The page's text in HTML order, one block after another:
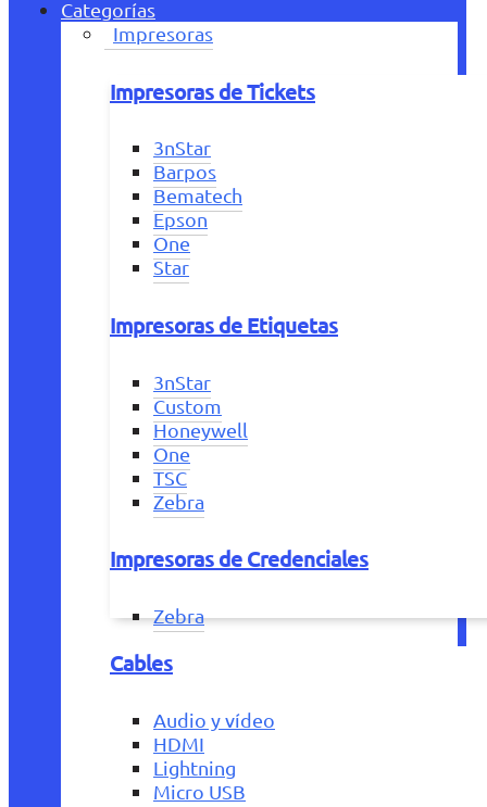
Categorías
Impresoras
Impresoras de Tickets
3nStar
Barpos
Bematech
Epson
One
Star
Impresoras de Etiquetas
3nStar
Custom
Honeywell
One
TSC
Zebra
Impresoras de Credenciales
Zebra
Cables
Audio y vídeo
HDMI
Lightning
Micro USB